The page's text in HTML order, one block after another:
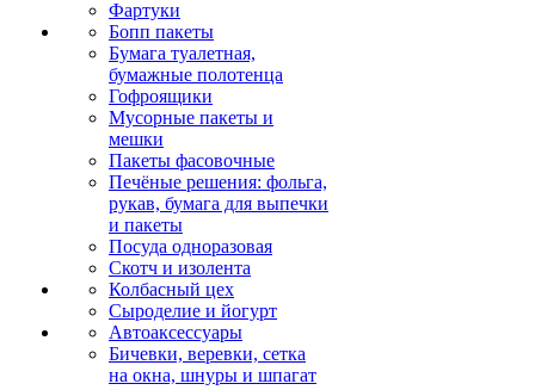
Фартуки
Бопп пакеты
Бумага туалетная,
бумажные полотенца
Гофроящики
Мусорные пакеты и
мешки
Пакеты фасовочные
Печёные решения: фольга,
рукав, бумага для выпечки
и пакеты
Посуда одноразовая
Скотч и изолента
Колбасный цех
Сыроделие и йогурт
Автоаксессуары
Бичевки, веревки, сетка
на окна, шнуры и шпагат